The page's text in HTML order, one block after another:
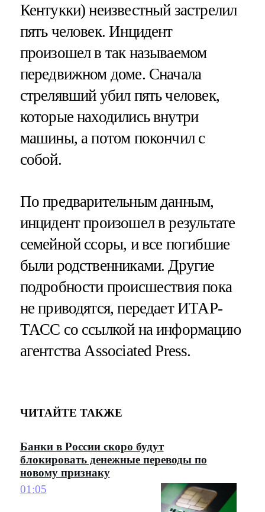
Кентукки) неизвестный застрелил
пять человек. Инцидент
произошел в так называемом
передвижном доме. Сначала
стрелявший убил пять человек,
которые находились внутри
машины, а потом покончил с
собой.
По предварительным данным,
инцидент произошел в результате
семейной ссоры, и все погибшие
были родственниками. Другие
подробности происшествия пока
не приводятся, передает ИТАР-
ТАСС со ссылкой на информацию
агентства Associated Press.
ЧИТАЙТЕ ТАКЖЕ
Банки в России скоро будут
блокировать денежные переводы по
новому признаку
01:05